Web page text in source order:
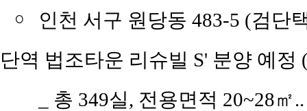
￮
인천 서구 원당동 483-5 (검단
단역 법조타운 리슈빌 S' 분양 예정
_ 총 349실, 전용면적 20~28㎡..